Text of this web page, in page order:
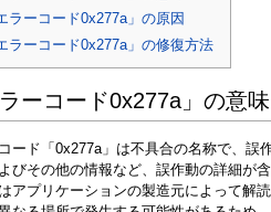
ラーコード0x277a」の原因
ラーコード0x277a」の修復方法
ラーコード0x277a」の意味
ード「0x277a」は不具合の名称で、誤
びその他の情報など、誤作動の詳細が
アプリケーションの製造元によって解